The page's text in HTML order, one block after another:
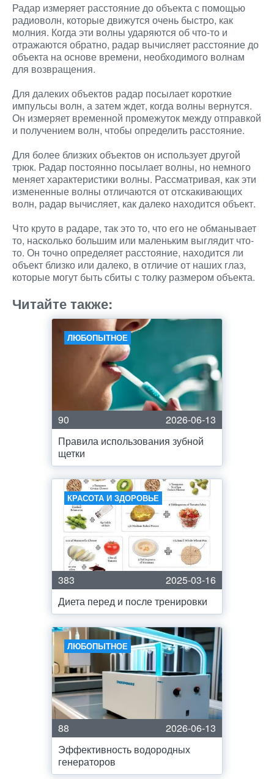
Радар измеряет расстояние до объекта с помощью
радиоволн, которые движутся очень быстро, как
молния. Когда эти волны ударяются об что-то и
отражаются обратно, радар вычисляет расстояние до
объекта на основе времени, необходимого волнам
для возвращения.
Для далеких объектов радар посылает короткие
импульсы волн, а затем ждет, когда волны вернутся.
Он измеряет временной промежуток между отправкой
и получением волн, чтобы определить расстояние.
Для более близких объектов он использует другой
трюк. Радар постоянно посылает волны, но немного
меняет характеристики волны. Рассматривая, как эти
измененные волны отличаются от отскакивающих
волн, радар вычисляет, как далеко находится объект.
Что круто в радаре, так это то, что его не обманывает
то, насколько большим или маленьким выглядит что-
то. Он точно определяет расстояние, находится ли
объект близко или далеко, в отличие от наших глаз,
которые могут быть сбиты с толку размером объекта.
Читайте также:
ЛЮБОПЫТНОЕ
90
2026-06-13
Правила использования зубной
щетки
КРАСОТА И ЗДОРОВЬЕ
383
2025-03-16
Диета перед и после тренировки
ЛЮБОПЫТНОЕ
88
2026-06-13
Эффективность водородных
генераторов